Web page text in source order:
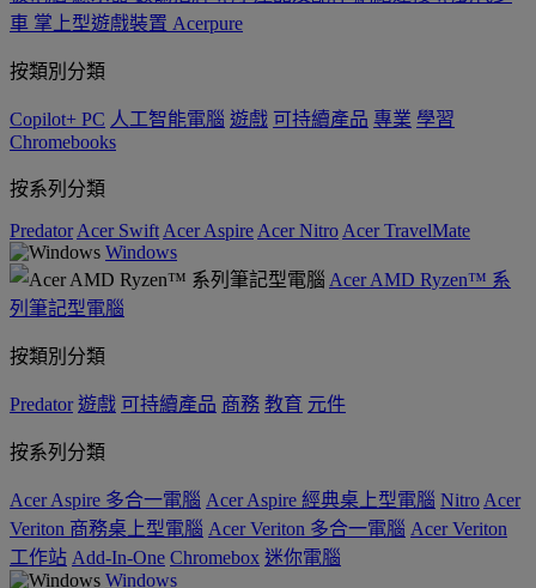
車 掌上型遊戲裝置 Acerpure
按類別分類
Copilot+ PC 人工智能電腦 遊戲 可持續產品 專業 學習
Chromebooks
按系列分類
Predator Acer Swift Acer Aspire Acer Nitro Acer TravelMate
Windows
Acer AMD Ryzen™ 系
列筆記型電腦
按類別分類
Predator 遊戲 可持續產品 商務 教育 元件
按系列分類
Acer Aspire 多合一電腦 Acer Aspire 經典桌上型電腦 Nitro Acer
Veriton 商務桌上型電腦 Acer Veriton 多合一電腦 Acer Veriton
工作站 Add-In-One Chromebox 迷你電腦
Windows